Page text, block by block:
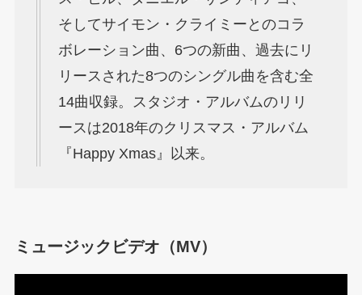
そしてサイモン・クライミーとのコラ
ボレーション曲、6つの新曲、過去にリ
リースされた8つのシングル曲を含む全
14曲収録。スタジオ・アルバムのリリ
ースは2018年のクリスマス・アルバム
『Happy Xmas』以来。
ミュージックビデオ（MV）